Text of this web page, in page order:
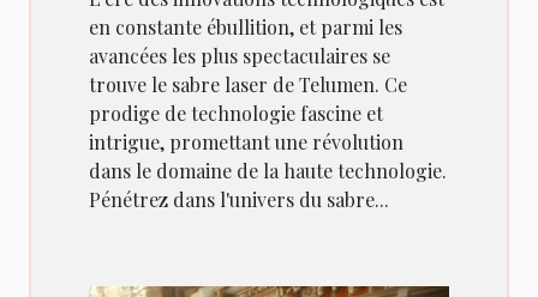
en constante ébullition, et parmi les
avancées les plus spectaculaires se
trouve le sabre laser de Telumen. Ce
prodige de technologie fascine et
intrigue, promettant une révolution
dans le domaine de la haute technologie.
Pénétrez dans l'univers du sabre...